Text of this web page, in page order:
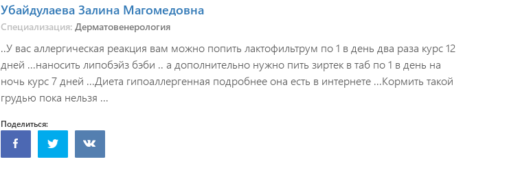
Убайдулаева Залина Магомедовна
Специализация: Дерматовенерология
..У вас аллергическая реакция вам можно попить лактофильтрум по 1 в день два раза курс 12
дней ...наносить липобэйз бэби .. а дополнительно нужно пить зиртек в таб по 1 в день на
ночь курс 7 дней ...Диета гипоаллергенная подробнее она есть в интернете ...Кормить такой
грудью пока нельзя ...
Поделиться: